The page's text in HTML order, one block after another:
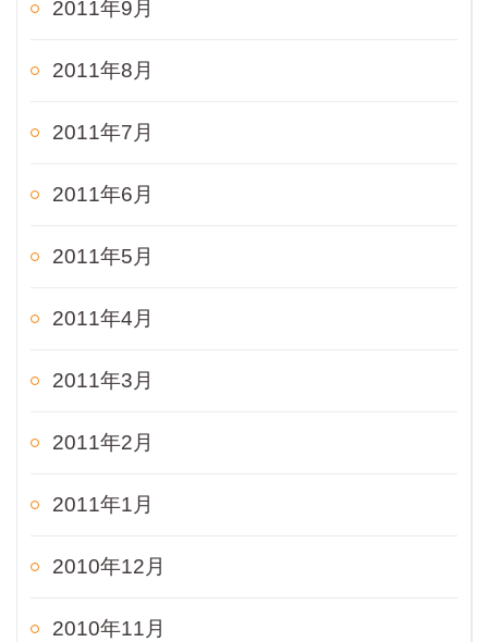
2011年9月
2011年8月
2011年7月
2011年6月
2011年5月
2011年4月
2011年3月
2011年2月
2011年1月
2010年12月
2010年11月